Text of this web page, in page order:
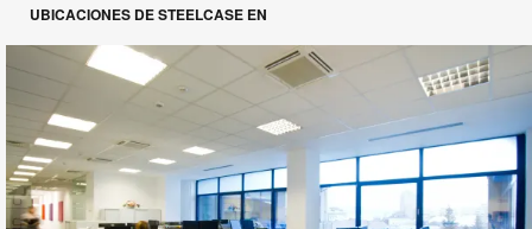
UBICACIONES DE STEELCASE EN